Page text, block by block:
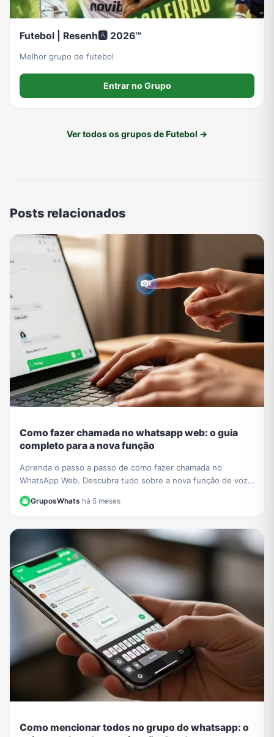
Futebol | Resenh🅰️ 2026™
Melhor grupo de futebol
Entrar no Grupo
Ver todos os grupos de Futebol →
Posts relacionados
Como fazer chamada no whatsapp web: o guia
completo para a nova função
Aprenda o passo a passo de como fazer chamada no
WhatsApp Web. Descubra tudo sobre a nova função de voz
e vídeo que chegou ao navegador sem instalar nada.
GruposWhats·há 5 meses
Como mencionar todos no grupo do whatsapp: o